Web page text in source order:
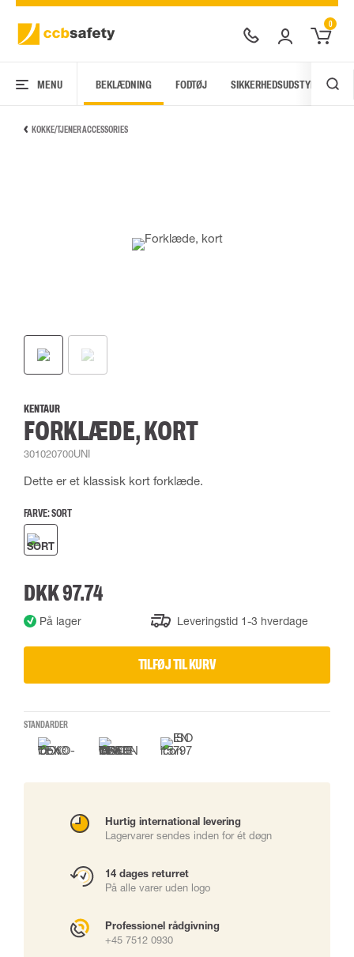
0
MENU BEKLÆDNING FODTØJ SIKKERHEDSUDSTYR
KOKKE/TJENER ACCESSORIES
KENTAUR
FORKLÆDE, KORT
301020700UNI
Dette er et klassisk kort forklæde.
FARVE:SORT
DKK 97.74
På lager Leveringstid 1-3 hverdage
TILFØJ TIL KURV
STANDARDER
Hurtig international levering
Lagervarer sendes inden for ét døgn
14 dages returret
På alle varer uden logo
Professionel rådgivning
+45 7512 0930